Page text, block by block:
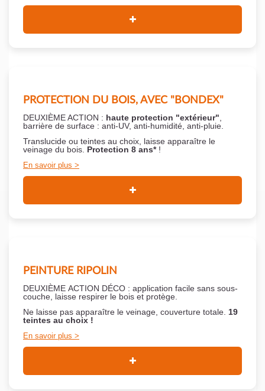
PROTECTION DU BOIS, AVEC "BONDEX"
DEUXIÈME ACTION : haute protection "extérieur"
barrière de surface : anti-UV, anti-humidité, anti-pluie.
Translucide ou teintes au choix, laisse apparaître le
veinage du bois. Protection 8 ans*!
En savoir plus
PEINTURE RIPOLIN
DEUXIÈME ACTION DÉCO : application facile sans sous-
couche, laisse respirer le bois et protège.
Ne laisse pas apparaître le veinage, couverture totale. 19
teintes au choix !
En savoir plus